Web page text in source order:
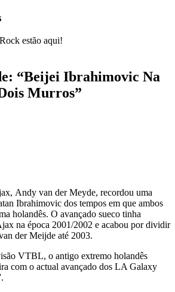
estão aqui!
“Beijei Ibrahimovic Na
Murros”
Andy van der Meyde, recordou uma
Ibrahimovic dos tempos em que ambos
holandês. O avançado sueco tinha
na época 2001/2002 e acabou por dividir
der Meijde até 2003.
VTBL, o antigo extremo holandês
com o actual avançado dos LA Galaxy